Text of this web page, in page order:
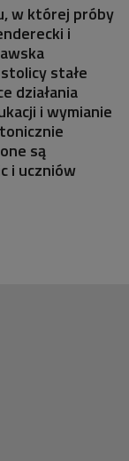
w której próby
i
stałe
działania
i wymianie
są
i uczniów